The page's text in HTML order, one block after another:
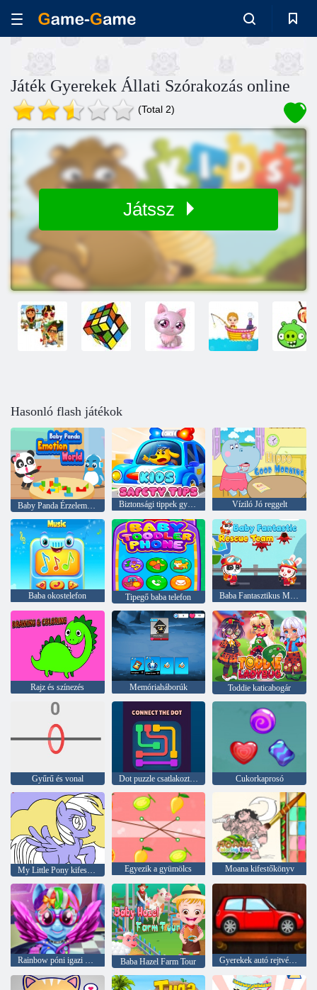
Játék Gyerekek Állati Szórakozás online
(Total 2)
Játssz
Hasonló flash játékok
Baby Panda Érzelemvilág Biztonsági tippek gyerekeknek Víziló Jó reggelt
Baba okostelefon Tipegő baba telefon Baba Fantasztikus Mentőcsapat
Rajz és színezés Memóriaháborúk Toddie katicabogár
Gyűrű és vonal Dot puzzle csatlakoztassa a pontokat Cukorkaprosó
Egyezik a gyümölcs Moana kifestőkönyv
Rainbow póni igazi hajvágás Baba Hazel Farm Tour Gyerekek autó rejtvények